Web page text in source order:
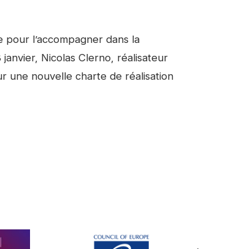
pour l’accompagner dans la
Nicolas Clerno, réalisateur
une nouvelle charte de réalisation